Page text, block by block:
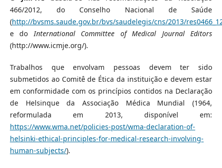
466/2012, do Conselho Nacional de Saúde
(http://bvsms.saude.gov.br/bvs/saudelegis/cns/2013/
e doInternational Committee of Medical Journal Editors
(http://www.icmje.org/).
Trabalhos que envolvam pessoas devem ter sido
submetidos ao Comitê de Ética da instituição e devem estar
em conformidade com os princípios contidos na Declaração
de Helsinque da Associação Médica Mundial (1964,
reformulada em 2013, disponível em:
https://www.wma.net/policies-post/wma-declaration-of-
helsinki-ethical-principles-for-medical-research-involving-
human-subjects/).